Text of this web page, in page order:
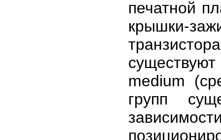
печатной
крышки-
medium
групп